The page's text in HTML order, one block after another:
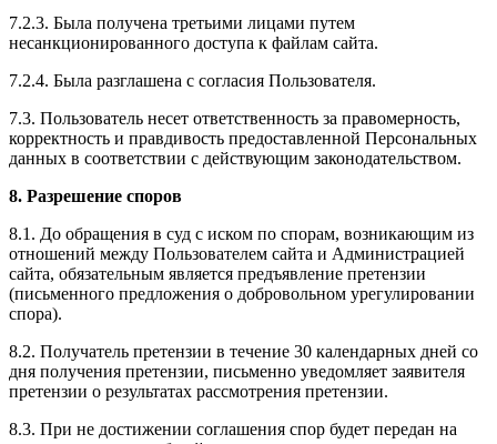
7.2.3. Была получена третьими лицами путем
несанкционированного доступа к файлам сайта.
7.2.4. Была разглашена с согласия Пользователя.
7.3. Пользователь несет ответственность за правомерность,
корректность и правдивость предоставленной Персональных
данных в соответствии с действующим законодательством.
8. Разрешение споров
8.1. До обращения в суд с иском по спорам, возникающим из
отношений между Пользователем сайта и Администрацией
сайта, обязательным является предъявление претензии
(письменного предложения о добровольном урегулировании
спора).
8.2. Получатель претензии в течение 30 календарных дней со
дня получения претензии, письменно уведомляет заявителя
претензии о результатах рассмотрения претензии.
8.3. При не достижении соглашения спор будет передан на